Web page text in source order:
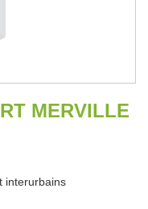
MERVILLE
interurbains